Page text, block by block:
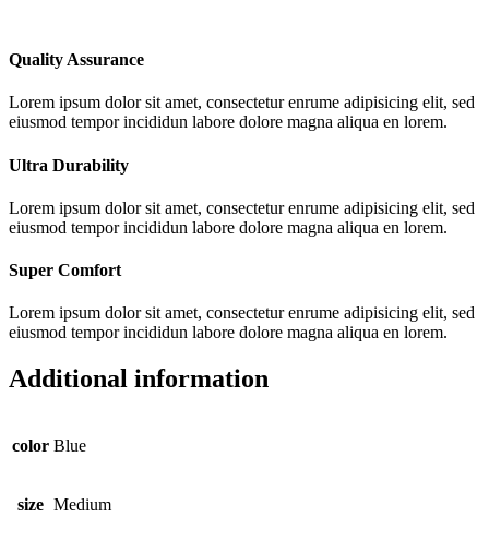
Quality Assurance
Lorem ipsum dolor sit amet, consectetur enrume adipisicing elit, sed
eiusmod tempor incididun labore dolore magna aliqua en lorem.
Ultra Durability
Lorem ipsum dolor sit amet, consectetur enrume adipisicing elit, sed
eiusmod tempor incididun labore dolore magna aliqua en lorem.
Super Comfort
Lorem ipsum dolor sit amet, consectetur enrume adipisicing elit, sed
eiusmod tempor incididun labore dolore magna aliqua en lorem.
Additional information
color Blue
size Medium